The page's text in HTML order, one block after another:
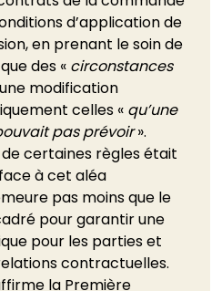
d’application de
en prenant le soin de
des « circonstances
modification
celles « qu’une
pas prévoir ».
certaines règles était
à cet aléa
pas moins que le
pour garantir une
pour les parties et
contractuelles.
la Première